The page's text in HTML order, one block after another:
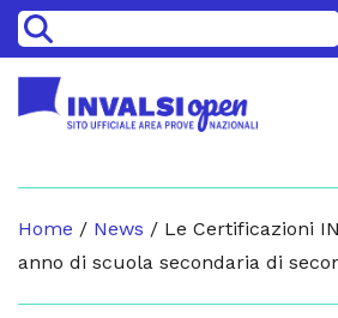
>
Home / News / Le Certificazioni
anno di scuola secondaria di